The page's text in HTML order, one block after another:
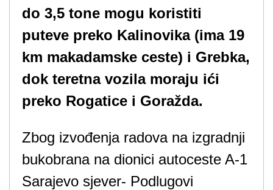
do 3,5 tone mogu koristiti
puteve preko Kalinovika (ima 19
km makadamske ceste) i Grebka,
dok teretna vozila moraju ići
preko Rogatice i Goražda.
Zbog izvođenja radova na izgradnji
bukobrana na dionici autoceste A-1
Sarajevo sjever- Podlugovi